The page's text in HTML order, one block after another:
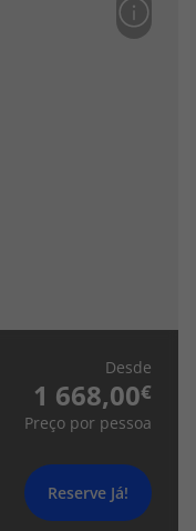
Desde
1 668,00
Preço por pessoa
Reserve Já!